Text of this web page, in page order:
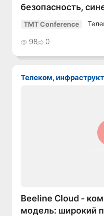
безопасность,
TMT Conference
98 0
Телеком,
Beeline Cloud -
модель: широкий